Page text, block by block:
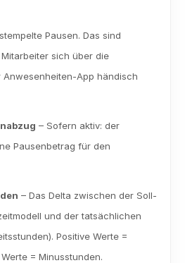
Pausen. Das sind
sich über die
Anwesenheiten-App händisch
– Sofern aktiv: der
Pausenbetrag für den
– Das Delta zwischen der Soll-
und der tatsächlichen
Positive Werte =
= Minusstunden.